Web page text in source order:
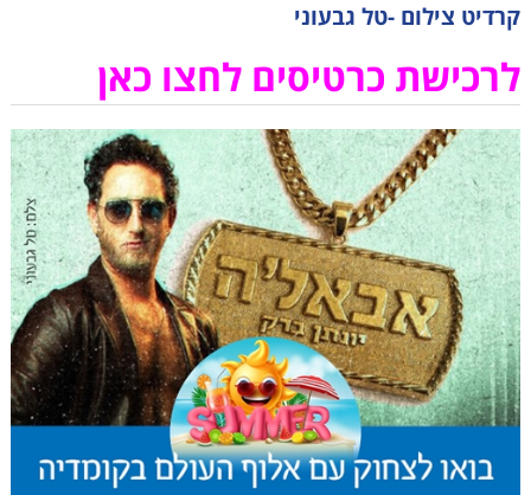
קרדיט צילום -טל גבעוני
לרכישת כרטיסים לחצו כאן